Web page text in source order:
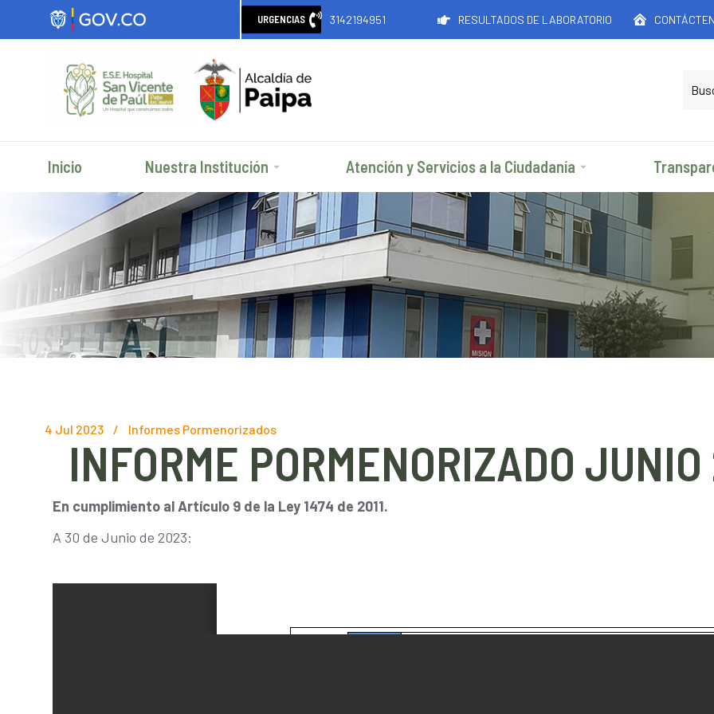
URGENCIAS 3142194951 RESULTADOS DE LABORATORIO
Inicio Nuestra Institución Atención y Servicios a la Ciudadanía
4 Jul 2023 / Informes Pormenorizados
INFORME PORMENORIZADO
En cumplimiento al Artículo 9 de la Ley 1474 de 2011.
A 30 de Junio de 2023: